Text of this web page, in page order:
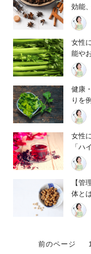
効能
女性
能や
健康
りを
女性
「ハ
【管
体と
前のページ 1